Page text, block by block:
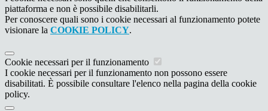
piattaforma e non è possibile disabilitarli.
Per conoscere quali sono i cookie necessari al funzionamento potete
visionare la COOKIE POLICY.
Cookie necessari per il funzionamento
I cookie necessari per il funzionamento non possono essere
disabilitati. È possibile consultare l'elenco nella pagina della cookie
policy.